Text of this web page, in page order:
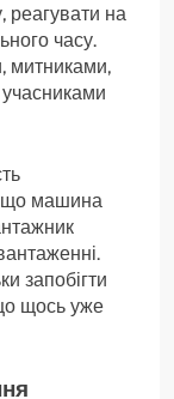
реагувати на
часу.
митниками,
машина
запобігти
щось уже